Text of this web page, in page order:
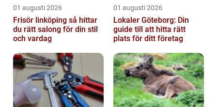
01 augusti 2026
Frisör linköping så hittar
du rätt salong för din stil
och vardag
01 augusti 2026
Lokaler Göteborg: Din
guide till att hitta rätt
plats för ditt företag